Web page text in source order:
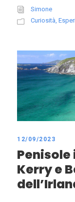
Simone
Curiosità,
12/09/2023
Kerry e